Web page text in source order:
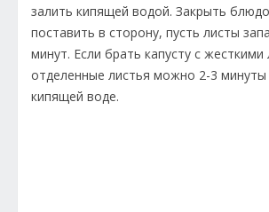
залить кипящей водой. Закрыть
поставить в сторону, пусть листы
минут. Если брать капусту с
отделенные листья можно 2-3 минуты
кипящей воде.